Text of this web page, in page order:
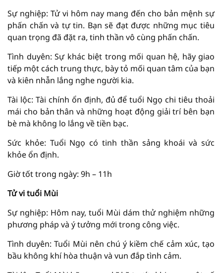
Sự nghiệp: Tử vi hôm nay mang đến cho bản mệnh sự
phấn chấn và tự tin. Bạn sẽ đạt được những mục tiêu
quan trọng đã đặt ra, tinh thần vô cùng phấn chấn.
Tình duyên: Sự khác biệt trong mối quan hệ, hãy giao
tiếp một cách trung thực, bày tỏ mối quan tâm của bạn
và kiên nhẫn lắng nghe người kia.
Tài lộc: Tài chính ổn định, đủ để tuổi Ngọ chi tiêu thoải
mái cho bản thân và những hoạt động giải trí bên bạn
bè mà không lo lắng về tiền bạc.
Sức khỏe: Tuổi Ngọ có tinh thần sảng khoái và sức
khỏe ổn định.
Giờ tốt trong ngày: 9h – 11h
Tử vi tuổi Mùi
Sự nghiệp: Hôm nay, tuổi Mùi dám thử nghiệm những
phương pháp và ý tưởng mới trong công việc.
Tình duyên: Tuổi Mùi nên chú ý kiềm chế cảm xúc, tạo
bầu không khí hòa thuận và vun đắp tình cảm.